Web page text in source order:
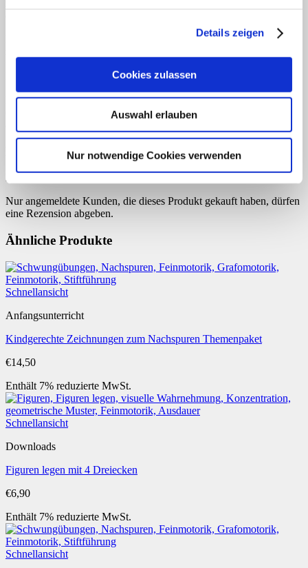
Details zeigen
Cookies zulassen
Auswahl erlauben
Nur notwendige Cookies verwenden
Ein ratender Schüler kann auch jederzeit versuchen das ganze Wort
Buchstaben einen Strich an Herrn Meiers Haus malen.
Hat eine Schülerin oder ein Schüler der Raterunde das Wort richtig
erraten oder den letzten Buchstaben genannt, so ist nun sie oder er
Rezensionen
Es gibt noch keine Rezensionen.
Nur angemeldete Kunden, die dieses Produkt gekauft haben, dürfen
eine Rezension abgeben.
Ähnliche Produkte
Schnellansicht
Anfangsunterricht
Kindgerechte Zeichnungen zum Nachspuren Themenpaket
€14,50
Enthält 7% reduzierte MwSt.
Schnellansicht
Downloads
Figuren legen mit 4 Dreiecken
€6,90
Enthält 7% reduzierte MwSt.
Schnellansicht